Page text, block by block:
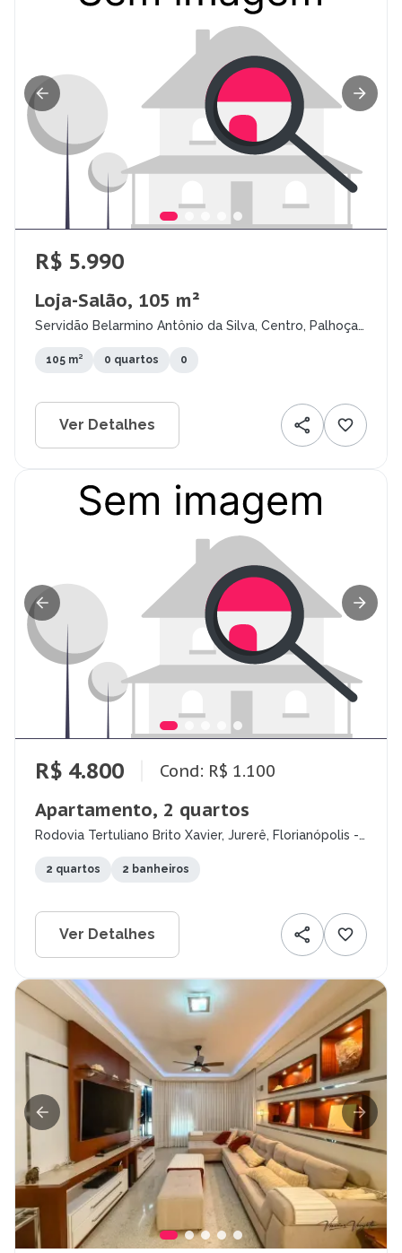
R$ 5.990
Loja-Salão, 105 m²
Servidão Belarmino Antônio da Silva, Centro, Palhoça -
105 m² 0 quartos 0
Ver Detalhes
R$ 4.800 Cond: R$ 1.100
Apartamento, 2 quartos
Rodovia Tertuliano Brito Xavier, Jurerê, Florianópolis -
2 quartos 2 banheiros
Ver Detalhes